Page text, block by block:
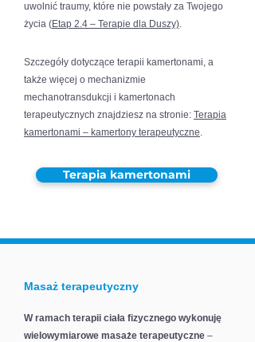
uwolnić traumy, które nie powstały za Twojego
życia (Etap 2.4 – Terapie dla Duszy).
Szczegóły dotyczące terapii kamertonami, a
także więcej o mechanizmie
mechanotransdukcji i kamertonach
terapeutycznych znajdziesz na stronie: Terapia
kamertonami – kamertony terapeutyczne.
Terapia kamertonami
Masaż terapeutyczny
W ramach terapii ciała fizycznego wykonuję
wielowymiarowe masaże terapeutyczne –